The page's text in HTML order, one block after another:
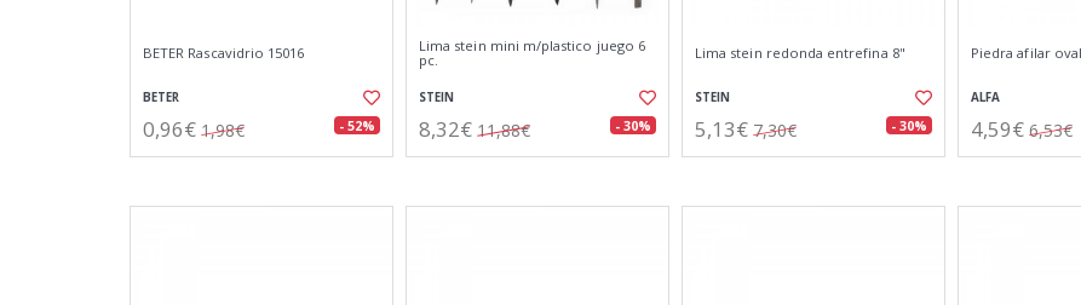
BETER Rascavidrio 15016
BETER
0,96€ 1,98€ - 52%
Lima stein mini m/plastico juego 6
pc.
STEIN
8,32€ 11,88€ - 30%
Lima stein redonda entrefina 8"
STEIN
5,13€ 7,30€ - 30%
Piedra afilar
ALFA
4,59€ 6,53€